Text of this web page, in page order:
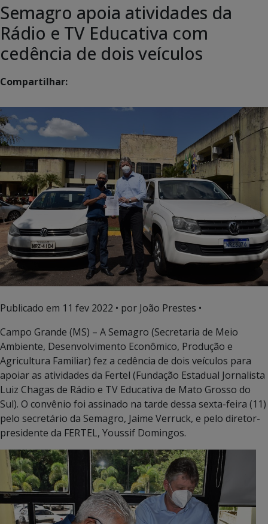
Semagro apoia atividades da
Rádio e TV Educativa com
cedência de dois veículos
Compartilhar:
Publicado em 11 fev 2022 • por João Prestes •
Campo Grande (MS) – A Semagro (Secretaria de Meio
Ambiente, Desenvolvimento Econômico, Produção e
Agricultura Familiar) fez a cedência de dois veículos para
apoiar as atividades da Fertel (Fundação Estadual Jornalista
Luiz Chagas de Rádio e TV Educativa de Mato Grosso do
Sul). O convênio foi assinado na tarde dessa sexta-feira (11)
pelo secretário da Semagro, Jaime Verruck, e pelo diretor-
presidente da FERTEL, Youssif Domingos.